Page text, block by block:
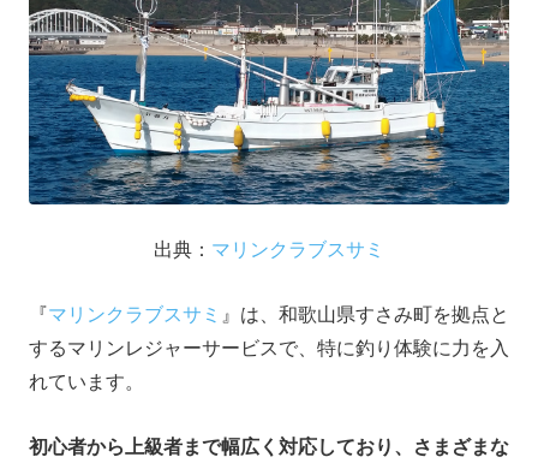
出典： マリンクラブスサミ
『マリンクラブスサミ 』は、和歌山県すさみ町を拠点と
するマリンレジャーサービスで、特に釣り体験に力を入
れています。​
初心者から上級者まで幅広く対応しており、さまざまな